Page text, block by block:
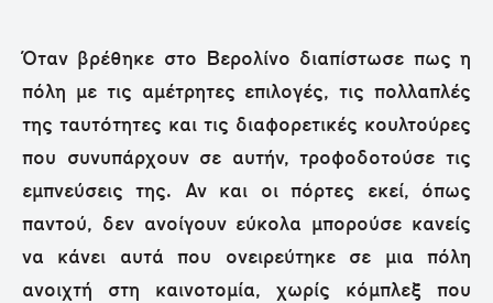
Όταν βρέθηκε στο Βερολίνο διαπίστωσε πως η
πόλη με τις αμέτρητες επιλογές, τις πολλαπλές
της ταυτότητες και τις διαφορετικές κουλτούρες
που συνυπάρχουν σε αυτήν, τροφοδοτούσε τις
εμπνεύσεις της. Αν και οι πόρτες εκεί, όπως
παντού, δεν ανοίγουν εύκολα μπορούσε κανείς
να κάνει αυτά που ονειρεύτηκε σε μια πόλη
ανοιχτή στη καινοτομία, χωρίς κόμπλεξ που